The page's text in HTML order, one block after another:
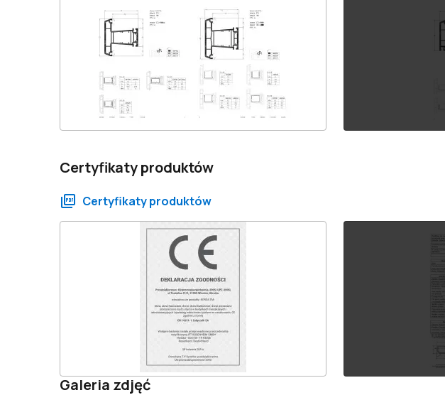
Certyfikaty produktów
Certyfikaty produktów
Galeria zdjęć